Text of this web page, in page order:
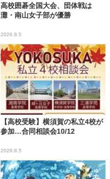
高校囲碁全国大会、団体戦は
灘・南山女子部が優勝
2026.8.5
【高校受験】横須賀の私立4校が
参加…合同相談会10/12
2026.8.5